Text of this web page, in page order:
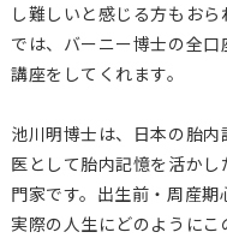
し難しいと感じる方もお
では、バーニー博士の全
講座をしてくれます。
池川明博士は、日本の胎
医として胎内記憶を活か
門家です。出生前・周産期
実際の人生にどのように